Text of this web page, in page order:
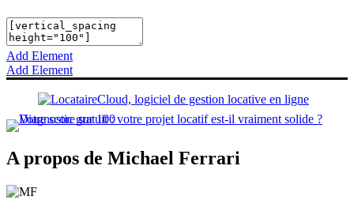
Add Element
Add Element
A propos de Michael Ferrari